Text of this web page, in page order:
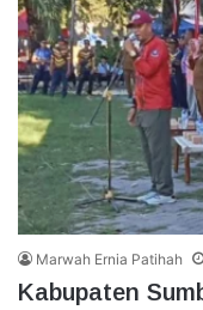
Marwah Ernia Patihah
Kabupaten